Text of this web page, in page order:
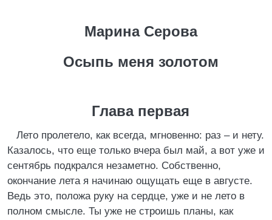
Марина Серова
Осыпь меня золотом
Глава первая
Лето пролетело, как всегда, мгновенно: раз – и нету.
Казалось, что еще только вчера был май, а вот уже и
сентябрь подкрался незаметно. Собственно,
окончание лета я начинаю ощущать еще в августе.
Ведь это, положа руку на сердце, уже и не лето в
полном смысле. Ты уже не строишь планы, как